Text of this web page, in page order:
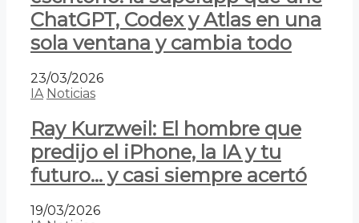
ChatGPT, Codex y Atlas en una
sola ventana y cambia todo
23/03/2026
IA Noticias
Ray Kurzweil: El hombre que
predijo el iPhone, la IA y tu
futuro… y casi siempre acertó
19/03/2026